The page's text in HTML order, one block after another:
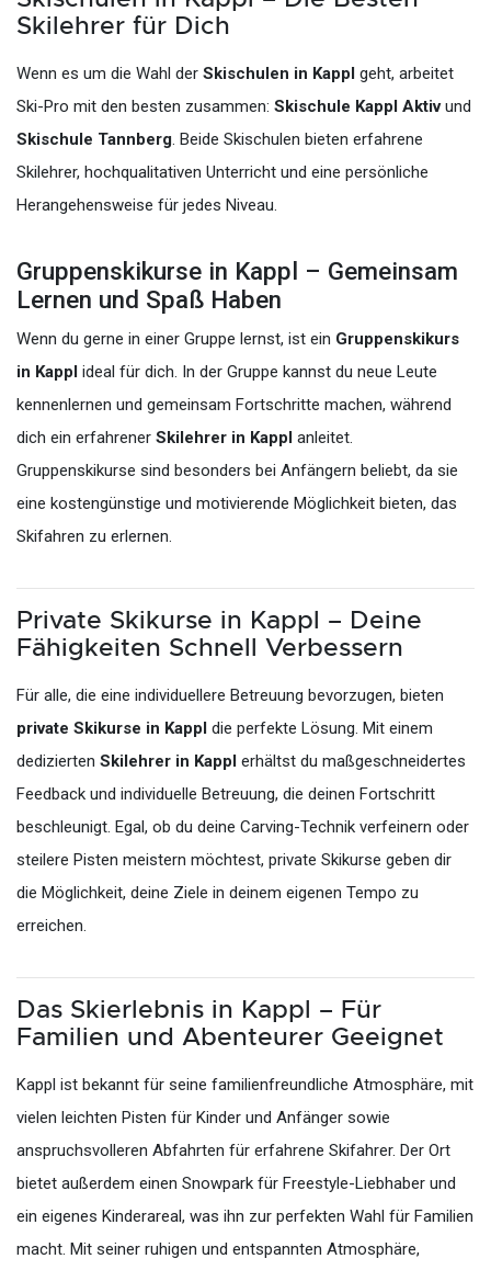
Skilehrer für Dich
Wenn es um die Wahl der Skischulen in Kappl geht, arbeitet
Ski-Pro mit den besten zusammen: Skischule Kappl Aktivund
Skischule Tannberg. Beide Skischulen bieten erfahrene
Skilehrer, hochqualitativen Unterricht und eine persönliche
Herangehensweise für jedes Niveau.
Gruppenskikurse in Kappl – Gemeinsam
Lernen und Spaß Haben
Wenn du gerne in einer Gruppe lernst, ist ein Gruppenskikurs
in Kappl ideal für dich. In der Gruppe kannst du neue Leute
kennenlernen und gemeinsam Fortschritte machen, während
dich ein erfahrener Skilehrer in Kappl anleitet.
Gruppenskikurse sind besonders bei Anfängern beliebt, da sie
eine kostengünstige und motivierende Möglichkeit bieten, das
Skifahren zu erlernen.
Private Skikurse in Kappl – Deine
Fähigkeiten Schnell Verbessern
Für alle, die eine individuellere Betreuung bevorzugen, bieten
private Skikurse in Kappl die perfekte Lösung. Mit einem
dedizierten Skilehrer in Kappl erhältst du maßgeschneidertes
Feedback und individuelle Betreuung, die deinen Fortschritt
beschleunigt. Egal, ob du deine Carving-Technik verfeinern oder
steilere Pisten meistern möchtest, private Skikurse geben dir
die Möglichkeit, deine Ziele in deinem eigenen Tempo zu
erreichen.
Das Skierlebnis in Kappl – Für
Familien und Abenteurer Geeignet
Kappl ist bekannt für seine familienfreundliche Atmosphäre, mit
vielen leichten Pisten für Kinder und Anfänger sowie
anspruchsvolleren Abfahrten für erfahrene Skifahrer. Der Ort
bietet außerdem einen Snowpark für Freestyle-Liebhaber und
ein eigenes Kinderareal, was ihn zur perfekten Wahl für Familien
macht. Mit seiner ruhigen und entspannten Atmosphäre,